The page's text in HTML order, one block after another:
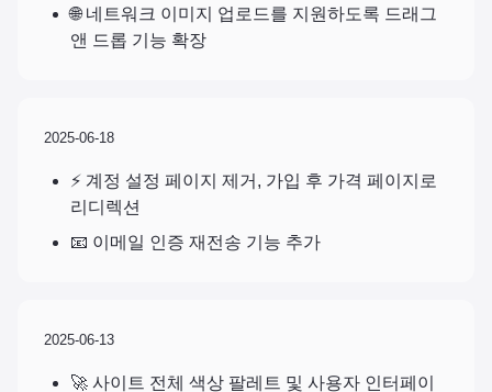
🌐 네트워크 이미지 업로드를 지원하도록 드래그
앤 드롭 기능 확장
2025-06-18
⚡ 계정 설정 페이지 제거, 가입 후 가격 페이지로
리디렉션
📧 이메일 인증 재전송 기능 추가
2025-06-13
🚀 사이트 전체 색상 팔레트 및 사용자 인터페이